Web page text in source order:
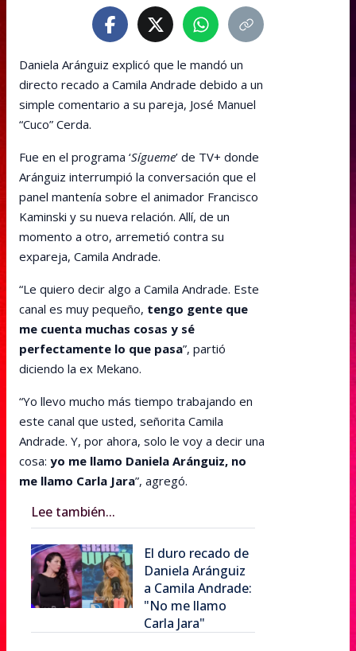
Daniela Aránguiz explicó que le mandó un
directo recado a Camila Andrade debido a un
simple comentario a su pareja, José Manuel
“Cuco” Cerda.
Fue en el programa ‘Sígueme’ de TV+ donde
Aránguiz interrumpió la conversación que el
panel mantenía sobre el animador Francisco
Kaminski y su nueva relación. Allí, de un
momento a otro, arremetió contra su
expareja, Camila Andrade.
“Le quiero decir algo a Camila Andrade. Este
canal es muy pequeño, tengo gente que
me cuenta muchas cosas y sé
perfectamente lo que pasa”, partió
diciendo la ex Mekano.
“Yo llevo mucho más tiempo trabajando en
este canal que usted, señorita Camila
Andrade. Y, por ahora, solo le voy a decir una
cosa: yo me llamo Daniela Aránguiz, no
me llamo Carla Jara”, agregó.
Lee también...
El duro recado de
Daniela Aránguiz
a Camila Andrade:
"No me llamo
Carla Jara"